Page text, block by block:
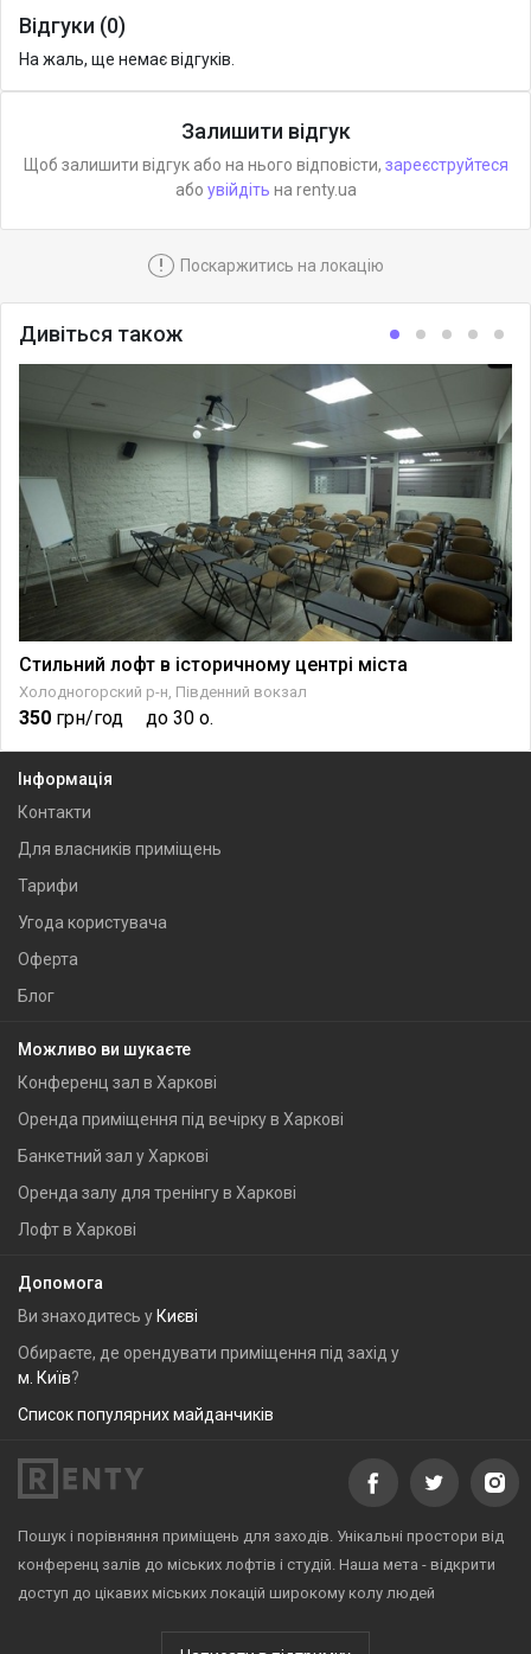
Відгуки (0)
На жаль, ще немає відгуків.
Залишити відгук
Щоб залишити відгук або на нього відповісти, зареєструйтеся
або увійдіть на renty.ua
! Поскаржитись на локацію
Дивіться також
Стильний лофт в історичному центрі міста
Холодногорский р-н, Південний вокзал
350 грн/год до 30 о.
Інформація
Контакти
Для власників приміщень
Тарифи
Угода користувача
Оферта
Блог
Можливо ви шукаєте
Конференц зал в Харкові
Оренда приміщення під вечірку в Харкові
Банкетний зал у Харкові
Оренда залу для тренінгу в Харкові
Лофт в Харкові
Допомога
Ви знаходитесь у Києві
Обираєте, де орендувати приміщення під захід у
м. Київ?
Список популярних майданчиків
Пошук і порівняння приміщень для заходів. Унікальні простори від
конференц залів до міських лофтів і студій. Наша мета - відкрити
доступ до цікавих міських локацій широкому колу людей